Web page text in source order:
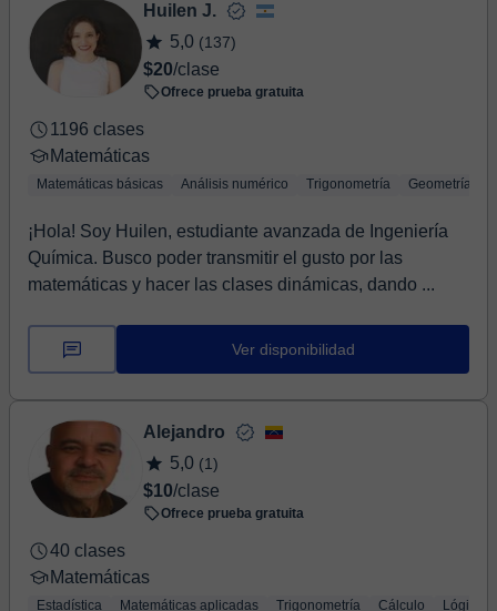
Huilen J.
5,0 (137)
$20/clase
Ofrece prueba gratuita
1196 clases
Matemáticas
Matemáticas básicas Análisis numérico Trigonometría Geometría
¡Hola! Soy Huilen, estudiante avanzada de Ingeniería
Química. Busco poder transmitir el gusto por las
matemáticas y hacer las clases dinámicas, dando ...
Ver disponibilidad
Alejandro
5,0 (1)
$10/clase
Ofrece prueba gratuita
40 clases
Matemáticas
Estadística Matemáticas aplicadas Trigonometría Cálculo Lógica